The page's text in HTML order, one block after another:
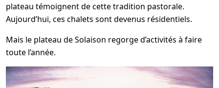
plateau témoignent de cette tradition pastorale.
Aujourd’hui, ces chalets sont devenus résidentiels.
Mais le plateau de Solaison regorge d’activités à faire
toute l’année.